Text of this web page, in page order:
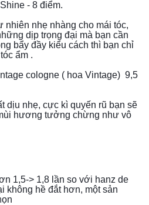
- 8 điểm.
nhiên nhẹ nhàng cho mái tóc,
dịp trọng đại mà bạn cần
bẩy đầy kiểu cách thì bạn chỉ
ẩm .
cologne ( hoa Vintage)  9,5
dịu nhẹ, cực kì quyến rũ bạn sẽ
hương tưởng chừng như vô
1,5-> 1,8 lần so với hanz de
không hề đắt hơn, một sản